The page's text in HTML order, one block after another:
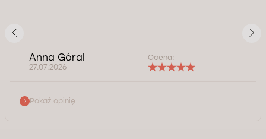
Anna Góral
27.07.2026
Ocena:
Pokaż opinię